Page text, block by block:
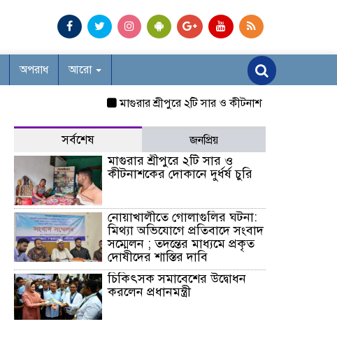
অপরাধ আরো
মাগুরার শ্রীপুরে ২টি সার ও কীটনাশকের দোকানে দুর্ধর্ষ চুরি
সর্বশেষ জনপ্রিয়
মাগুরার শ্রীপুরে ২টি সার ও
কীটনাশকের দোকানে দুর্ধর্ষ চুরি
নোয়াখালীতে গোলাগুলির ঘটনা:
মিথ্যা অভিযোগে প্রতিবাদে সংবাদ
সম্মেলন ; তদন্তের মাধ্যমে প্রকৃত
দোষীদের শাস্তির দাবি
চিকিৎসক সমাবেশের উদ্বোধন
করলেন প্রধানমন্ত্রী